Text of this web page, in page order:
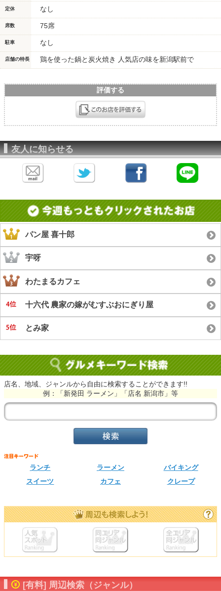
定休 なし
席数 75席
駐車 なし
店舗の特長 鶏を使った鍋と炭火焼き 人気店の味を新潟駅前で
評価する
友人に知らせる
パン屋 喜十郎
宇呀
わたまるカフェ
十六代 農家の嫁がむすぶおにぎり屋
とみ家
店名、地域、ジャンルから自由に検索することができます!!
例：「新発田 ラーメン」「店名 新潟市」等
ランチ ラーメン
バイキング
スイーツ
カフェ クレープ
[有料] 周辺検索（ジャンル）